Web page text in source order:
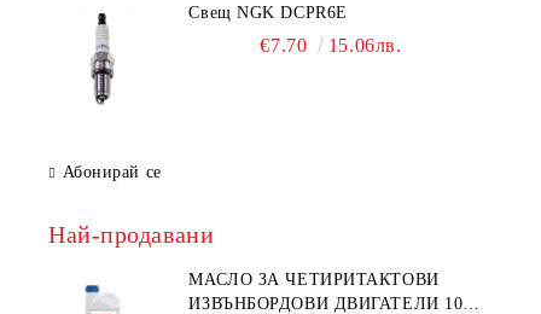
Свещ NGK DCPR6E
€7.70 15.06лв.
Абонирай се
Най-продавани
МАСЛО ЗА ЧЕТИРИТАКТОВИ
ИЗВЪНБОРДОВИ ДВИГАТЕЛИ 10W-